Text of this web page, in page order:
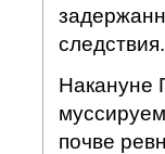
следствия.
Накануне
почве